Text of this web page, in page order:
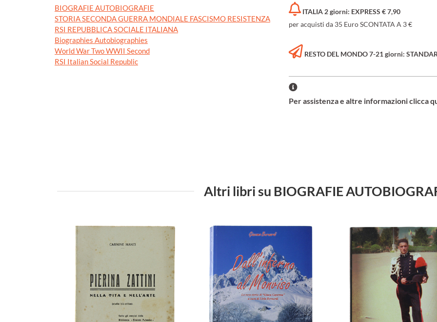
BIOGRAFIE AUTOBIOGRAFIE
STORIA SECONDA GUERRA MONDIALE FASCISMO RESISTENZA
RSI REPUBBLICA SOCIALE ITALIANA
Biographies Autobiographies
World War Two WWII Second
RSI Italian Social Republic
ITALIA 2 giorni: EXPRESS € 7,90
per acquisti da 35 Euro SCONTATA A 3 €
RESTO DEL MONDO 7-21 giorni:
Per assistenza e altre informazioni clicca
Altri libri su BIOGRAFIE